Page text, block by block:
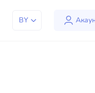
BY